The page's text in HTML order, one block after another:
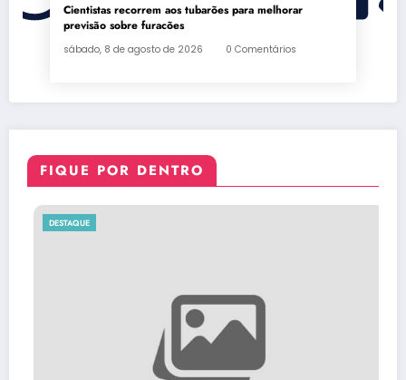
Cientistas recorrem aos tubarões para melhorar
previsão sobre furacões
sábado, 8 de agosto de 2026 0 Comentários
FIQUE POR DENTRO